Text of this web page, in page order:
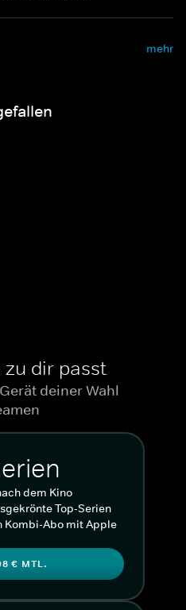
mehr
dir passt
deiner Wahl
dem Kino
Top-Serien
Kombi-Abo mit Apple
€ MTL.